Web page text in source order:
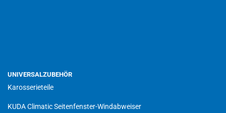
UNIVERSALZUBEHÖR
Karosserieteile
KUDA Climatic Seitenfenster-Windabweiser